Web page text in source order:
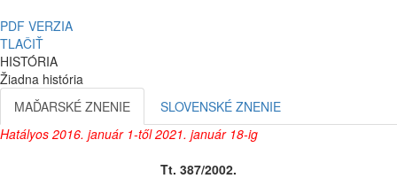
PDF VERZIA
TLAČIŤ
HISTÓRIA
Žiadna história
MAĎARSKÉ ZNENIE
SLOVENSKÉ ZNENIE
Hatályos 2016. január 1-től 2021. január 18-ig
Tt. 387/2002.